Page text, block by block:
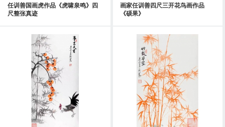
任训善国画虎作品《虎啸泉鸣》四
尺整张真迹
画家任训善四尺三开花鸟画作品
《硕果》